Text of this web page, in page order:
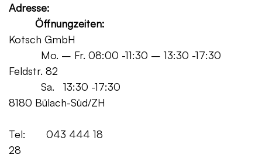
Adresse:
Öffnungzeiten:
Kotsch GmbH
Mo. – Fr. 08:00 -11:30 – 13:30 -17:30
Feldstr. 82
Sa. 13:30 -17:30
8180 Bülach-Süd/ZH
Tel: 043 444 18
28